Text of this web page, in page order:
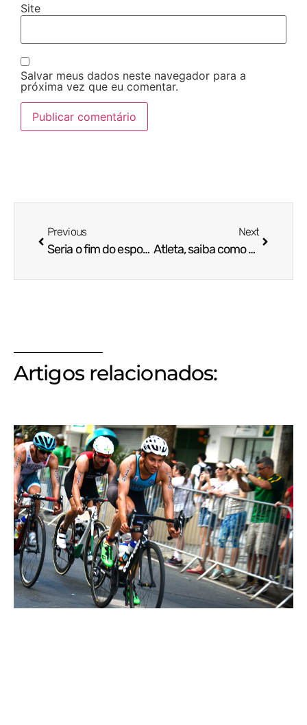
Site
Salvar meus dados neste navegador para a
próxima vez que eu comentar.
Previous
Seria o fim do esporte feminino?
Next
Atleta, saiba como descansar o corpo e a mente
Artigos relacionados: